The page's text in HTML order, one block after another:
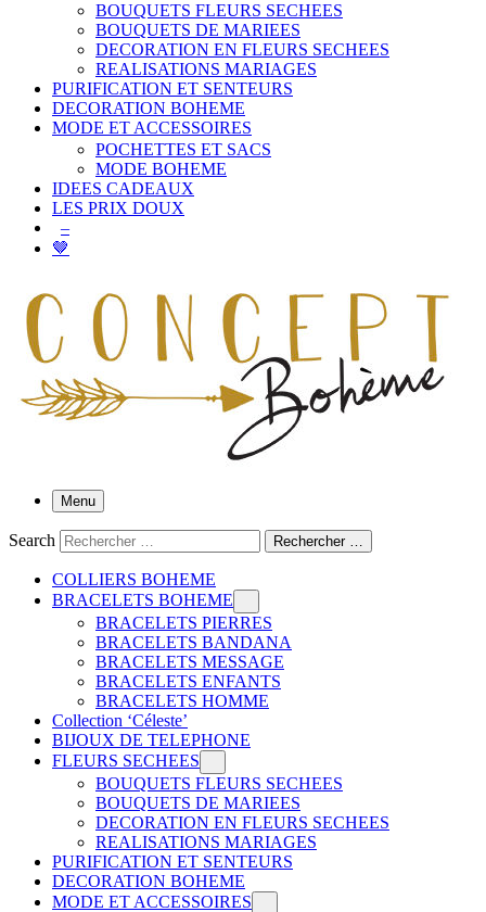
BOUQUETS FLEURS SECHEES
BOUQUETS DE MARIEES
DECORATION EN FLEURS SECHEES
REALISATIONS MARIAGES
PURIFICATION ET SENTEURS
DECORATION BOHEME
MODE ET ACCESSOIRES
POCHETTES ET SACS
MODE BOHEME
IDEES CADEAUX
LES PRIX DOUX
–
🤎
Menu
Search Rechercher …
COLLIERS BOHEME
BRACELETS BOHEME
BRACELETS PIERRES
BRACELETS BANDANA
BRACELETS MESSAGE
BRACELETS ENFANTS
BRACELETS HOMME
Collection ‘Céleste’
BIJOUX DE TELEPHONE
FLEURS SECHEES
BOUQUETS FLEURS SECHEES
BOUQUETS DE MARIEES
DECORATION EN FLEURS SECHEES
REALISATIONS MARIAGES
PURIFICATION ET SENTEURS
DECORATION BOHEME
MODE ET ACCESSOIRES